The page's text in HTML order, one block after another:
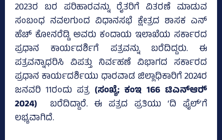
2023ರ ಬರ ಪರಿಹಾರವನ್ನು ರೈತರಿಗೆ ವಿತರಣೆ ಮಾಡುವ
ಸಂಬಂಧ ನವಲಗುಂದ ವಿಧಾನಸಭೆ ಕ್ಷೇತ್ರದ ಶಾಸಕ ಎನ್‌
ಹೆಚ್‌ ಕೋನರೆಡ್ಡಿ ಅವರು ಕಂದಾಯ ಇಲಾಖೆಯ ಸರ್ಕಾರದ
ಪ್ರಧಾನ ಕಾರ್ಯದರ್ಶಿಗೆ ಪತ್ರವನ್ನು ಬರೆದಿದ್ದರು. ಈ
ಪತ್ರವನ್ನಾಧರಿಸಿ ವಿಪತ್ತು ನಿರ್ವಹಣೆ ವಿಭಾಗದ ಸರ್ಕಾರದ
ಪ್ರಧಾನ ಕಾರ್ಯದರ್ಶಿಯು ಧಾರವಾಡ ಜಿಲ್ಲಾಧಿಕಾರಿಗೆ 2024ರ
ಜನವರಿ 11ರಂದು ಪತ್ರ (ಸಂಖ್ಯೆ; ಕಂಇ 166 ಟಿಎನ್‌ಆರ್‍‌
2024) ಬರೆದಿದ್ದಾರೆ. ಈ ಪತ್ರದ ಪ್ರತಿಯು ‘ದಿ ಫೈಲ್‌’ಗೆ
ಲಭ್ಯವಾಗಿದೆ.